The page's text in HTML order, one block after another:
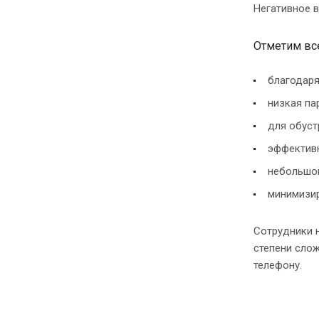
Негативное
Отметим
низкая
для
Сотрудники
степени
телефону.